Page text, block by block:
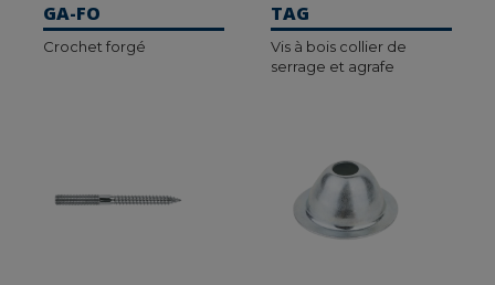
GA-FO
Crochet forgé
TAG
Vis à bois collier de
serrage et agrafe